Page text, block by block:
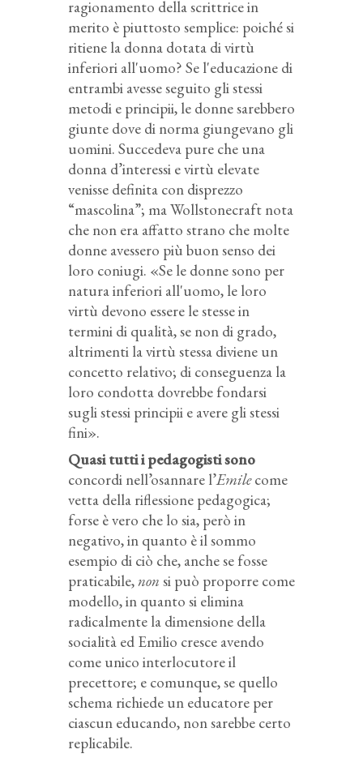
ragionamento della scrittrice in
merito è piuttosto semplice: poiché si
ritiene la donna dotata di virtù
inferiori all'uomo? Se l'educazione di
entrambi avesse seguito gli stessi
metodi e principii, le donne sarebbero
giunte dove di norma giungevano gli
uomini. Succedeva pure che una
donna d’interessi e virtù elevate
venisse definita con disprezzo
“mascolina”; ma Wollstonecraft nota
che non era affatto strano che molte
donne avessero più buon senso dei
loro coniugi. «Se le donne sono per
natura inferiori all'uomo, le loro
virtù devono essere le stesse in
termini di qualità, se non di grado,
altrimenti la virtù stessa diviene un
concetto relativo; di conseguenza la
loro condotta dovrebbe fondarsi
sugli stessi principii e avere gli stessi
fini».
Quasi tutti i pedagogisti sono
concordi nell’osannare l’Emilecome
vetta della riflessione pedagogica;
forse è vero che lo sia, però in
negativo, in quanto è il sommo
esempio di ciò che, anche se fosse
praticabile,non si può proporre come
modello, in quanto si elimina
radicalmente la dimensione della
socialità ed Emilio cresce avendo
come unico interlocutore il
precettore; e comunque, se quello
schema richiede un educatore per
ciascun educando, non sarebbe certo
replicabile.